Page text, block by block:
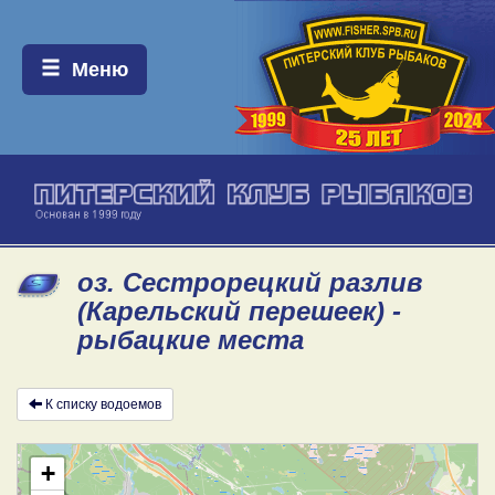
Меню:
Меню
оз. Сестрорецкий разлив
(Карельский перешеек) -
рыбацкие места
К списку водоемов
+